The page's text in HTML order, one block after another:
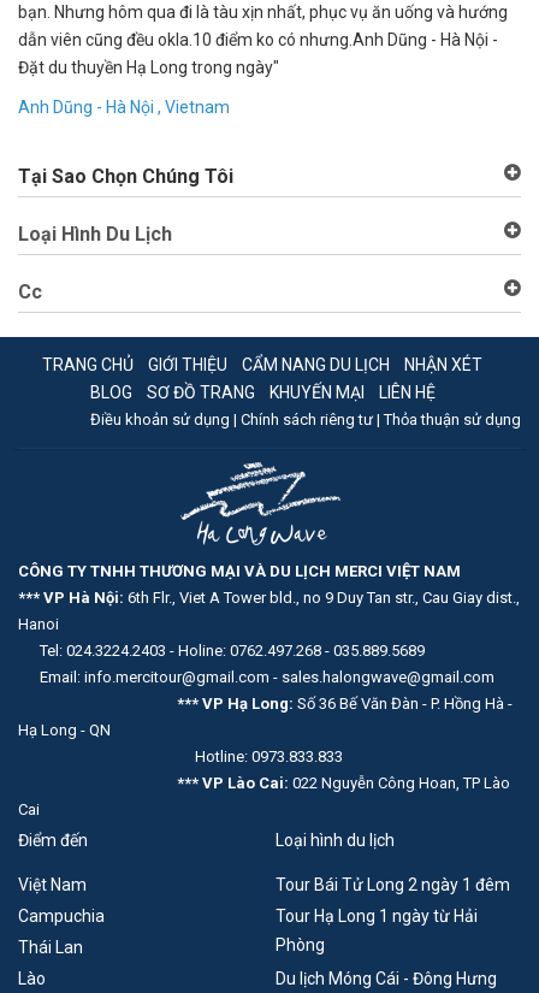
bạn. Nhưng hôm qua đi là tàu xịn nhất, phục vụ ăn uống và hướng
dẫn viên cũng đều okla.10 điểm ko có nhưng.Anh Dũng - Hà Nội -
Đặt du thuyền Hạ Long trong ngày"
Anh Dũng - Hà Nội , Vietnam
Tại Sao Chọn Chúng Tôi
Loại Hình Du Lịch
Cc
TRANG CHỦ GIỚI THIỆU CẨM NANG DU LỊCH
NHẬN XÉT
BLOG
SƠ ĐỒ TRANG KHUYẾN MẠI LIÊN HỆ
Điều khoản sử dụng | Chính sách riêng tư |Thỏa thuận sử dụng
CÔNG TY TNHH THƯƠNG MẠI VÀ DU LỊCH MERCI VIỆT NAM
*** VP Hà Nội: 6th Flr., Viet A Tower bld., no 9 Duy Tan str., Cau Giay dist.,
Hanoi
Tel: 024.3224.2403 - Holine: 0762.497.268 - 035.889.5689
Email: info.mercitour@gmail.com - sales.halongwave@gmail.com
*** VP Hạ Long: Số 36 Bế Văn Đàn - P. Hồng Hà -
Hạ Long - QN
Hotline: 0973.833.833
*** VP Lào Cai: 022 Nguyễn Công Hoan, TP Lào
Cai
Điểm đến
Việt Nam
Campuchia
Thái Lan
Lào
Loại hình du lịch
Tour Bái Tử Long 2 ngày 1 đêm
Tour Hạ Long 1 ngày từ Hải
Phòng
Du lịch Móng Cái - Đông Hưng